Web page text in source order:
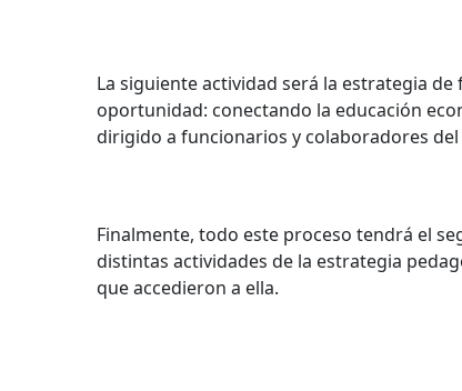
La siguiente actividad será la estrategia
oportunidad: conectando la educación
dirigido a funcionarios y colaboradores del
Finalmente, todo este proceso tendrá el
distintas actividades de la estrategia
que accedieron a ella.